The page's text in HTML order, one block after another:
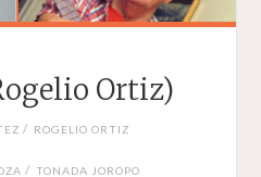
Ortiz)
/ ROGELIO ORTIZ
/ TONADA JOROPO